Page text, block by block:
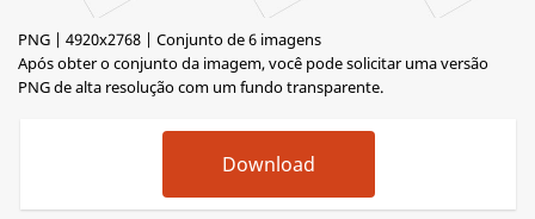
PNG | 4920x2768 | Conjunto de 6 imagens
Após obter o conjunto da imagem, você pode solicitar uma versão
PNG de alta resolução com um fundo transparente.